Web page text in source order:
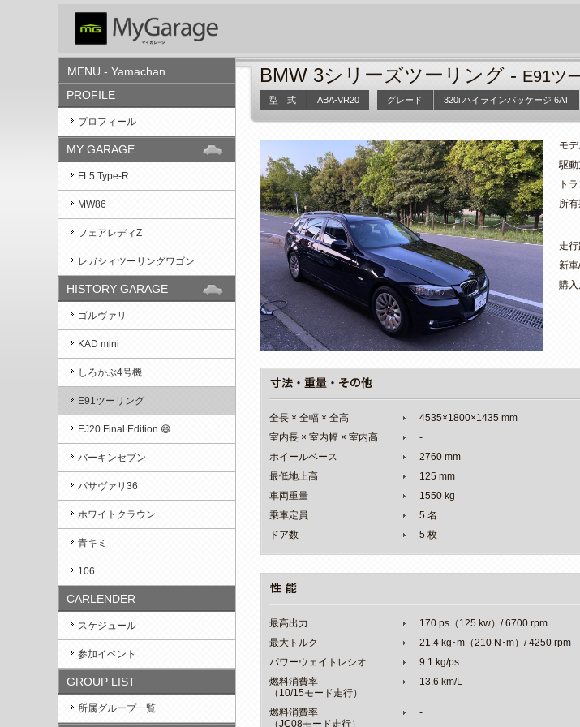
MENU - Yamachan
PROFILE
プロフィール
MY GARAGE
FL5 Type-R
MW86
フェアレディZ
レガシィツーリングワゴン
HISTORY GARAGE
ゴルヴァリ
KAD mini
しろかぶ4号機
E91ツーリング
EJ20 Final Edition 😄
バーキンセブン
パサヴァリ36
ホワイトクラウン
青キミ
106
CARLENDER
スケジュール
参加イベント
GROUP LIST
所属グループ一覧
BMW 3シリーズツーリング - E91ツ
型 式 ABA-VR20 グレード 320i ハイラインパッケージ 6AT
モ
駆
ト
所
走
新
購
全長 × 全幅 × 全高
4535×1800×1435 mm
室内長 × 室内幅 × 室内高
-
ホイールベース
2760 mm
最低地上高
125 mm
車両重量
1550 kg
乗車定員
5 名
ドア数
5 枚
最高出力
170 ps（125 kw）/ 6700 rpm
最大トルク
21.4 kg･m（210 N･m）/ 4250 rpm
パワーウェイトレシオ
9.1 kg/ps
燃料消費率
（10/15モード走行）
13.6 km/L
燃料消費率
（JC08モード走行）
-